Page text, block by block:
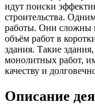
идут поиски
строительства.
работы. Они сложны
объём работ в
здания. Такие
монолитных работ,
качеству и
Описание